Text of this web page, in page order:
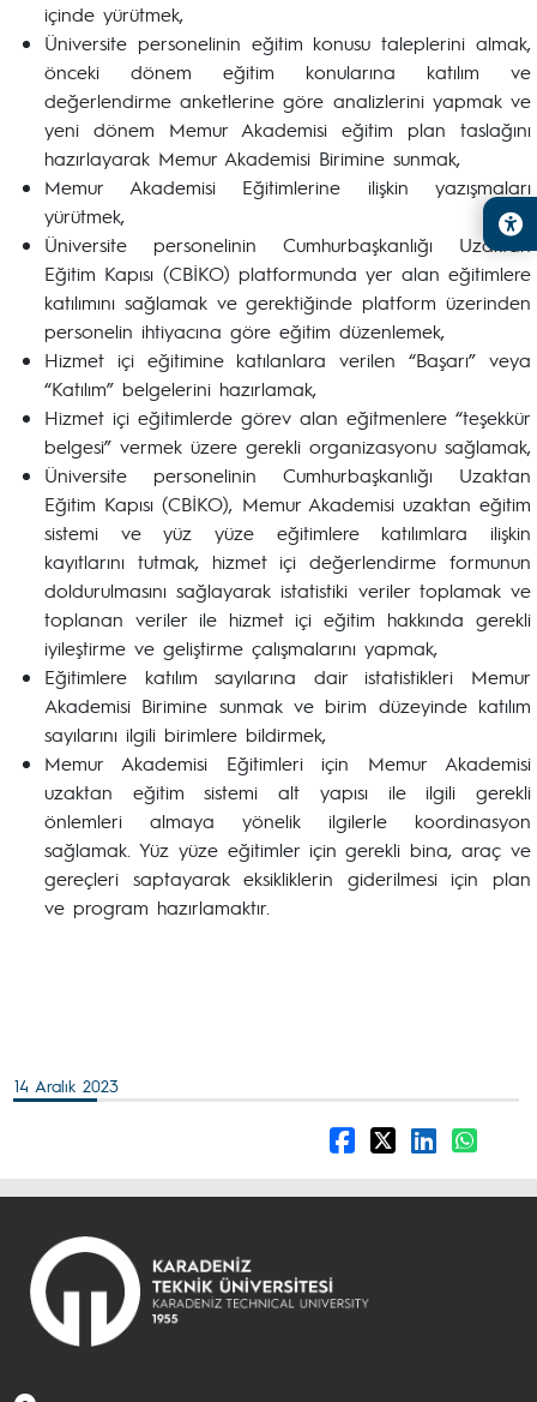
içinde yürütmek,
Üniversite personelinin eğitim konusu taleplerini almak,
önceki dönem eğitim konularına katılım ve
değerlendirme anketlerine göre analizlerini yapmak ve
yeni dönem Memur Akademisi eğitim plan taslağını
hazırlayarak Memur Akademisi Birimine sunmak,
Memur Akademisi Eğitimlerine ilişkin yazışmaları
yürütmek,
Üniversite personelinin Cumhurbaşkanlığı Uzaktan
Eğitim Kapısı (CBİKO) platformunda yer alan eğitimlere
katılımını sağlamak ve gerektiğinde platform üzerinden
personelin ihtiyacına göre eğitim düzenlemek,
Hizmet içi eğitimine katılanlara verilen “Başarı” veya
“Katılım” belgelerini hazırlamak,
Hizmet içi eğitimlerde görev alan eğitmenlere “teşekkür
belgesi” vermek üzere gerekli organizasyonu sağlamak,
Üniversite personelinin Cumhurbaşkanlığı Uzaktan
Eğitim Kapısı (CBİKO), Memur Akademisi uzaktan eğitim
sistemi ve yüz yüze eğitimlere katılımlara ilişkin
kayıtlarını tutmak, hizmet içi değerlendirme formunun
doldurulmasını sağlayarak istatistiki veriler toplamak ve
toplanan veriler ile hizmet içi eğitim hakkında gerekli
iyileştirme ve geliştirme çalışmalarını yapmak,
Eğitimlere katılım sayılarına dair istatistikleri Memur
Akademisi Birimine sunmak ve birim düzeyinde katılım
sayılarını ilgili birimlere bildirmek,
Memur Akademisi Eğitimleri için Memur Akademisi
uzaktan eğitim sistemi alt yapısı ile ilgili gerekli
önlemleri almaya yönelik ilgilerle koordinasyon
sağlamak. Yüz yüze eğitimler için gerekli bina, araç ve
gereçleri saptayarak eksikliklerin giderilmesi için plan
ve program hazırlamaktır.
14 Aralık 2023